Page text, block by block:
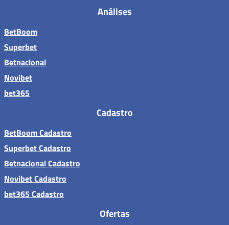
Análises
BetBoom
Superbet
Betnacional
Novibet
bet365
Cadastro
BetBoom Cadastro
Superbet Cadastro
Betnacional Cadastro
Novibet Cadastro
bet365 Cadastro
Ofertas